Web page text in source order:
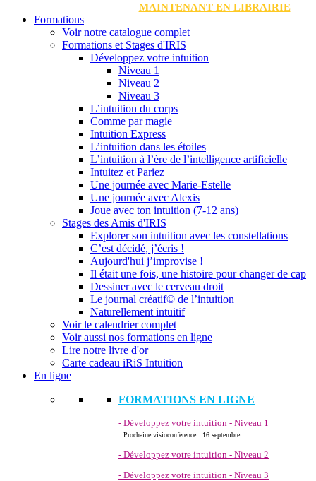
MAINTENANT EN LIBRAIRIE
Formations
Voir notre catalogue complet
Formations et Stages d'IRIS
Développez votre intuition
Niveau 1
Niveau 2
Niveau 3
L’intuition du corps
Comme par magie
Intuition Express
L’intuition dans les étoiles
L’intuition à l’ère de l’intelligence artificielle
Intuitez et Pariez
Une journée avec Marie-Estelle
Une journée avec Alexis
Joue avec ton intuition (7-12 ans)
Stages des Amis d'IRIS
Explorer son intuition avec les constellations
C’est décidé, j’écris !
Aujourd'hui j’improvise !
Il était une fois, une histoire pour changer de cap
Dessiner avec le cerveau droit
Le journal créatif© de l’intuition
Naturellement intuitif
Voir le calendrier complet
Voir aussi nos formations en ligne
Lire notre livre d'or
Carte cadeau iRiS Intuition
En ligne
FORMATIONS EN LIGNE
- Développez votre intuition - Niveau 1
Prochaine visioconférence : 16 septembre
- Développez votre intuition - Niveau 2
- Développez votre intuition - Niveau 3